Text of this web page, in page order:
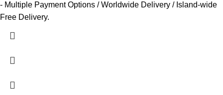
- Multiple Payment Options / Worldwide Delivery / Island-wide
Free Delivery.